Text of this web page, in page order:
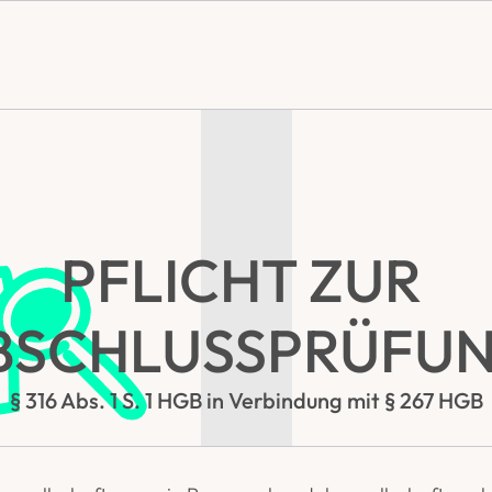
PFLICHT ZUR
§ 316 Abs. 1 S. 1 HGB in Verbindung mit § 267 HGB